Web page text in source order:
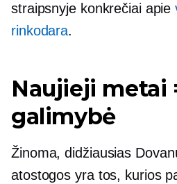
straipsnyje konkrečiai apie
rinkodara.
Naujieji metai
galimybė
Žinoma, didžiausias
atostogos yra tos, kurios